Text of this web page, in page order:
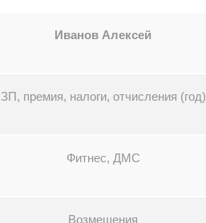
Иванов Алексей
ЗП, премия, налоги, отчисления (год)
Фитнес, ДМС
Возмещения